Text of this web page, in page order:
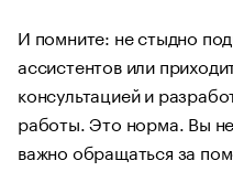
И помните: не стыдно
ассистентов или
консультацией и
работы. Это норма. Вы
важно обращаться за